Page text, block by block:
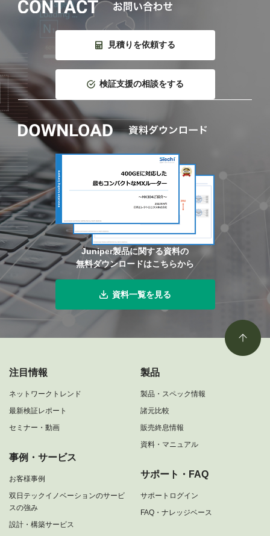
見積りを依頼する
検証支援の相談をする
Juniper製品に関する資料の
無料ダウンロードはこちらから
資料一覧を見る
注目情報
ネットワークトレンド
最新検証レポート
セミナー・動画
事例・サービス
お客様事例
双日テックイノベーションのサービ
スの強み
設計・構築サービス
製品
製品・スペック情報
諸元比較
販売終息情報
資料・マニュアル
サポート・FAQ
サポートログイン
FAQ・ナレッジベース